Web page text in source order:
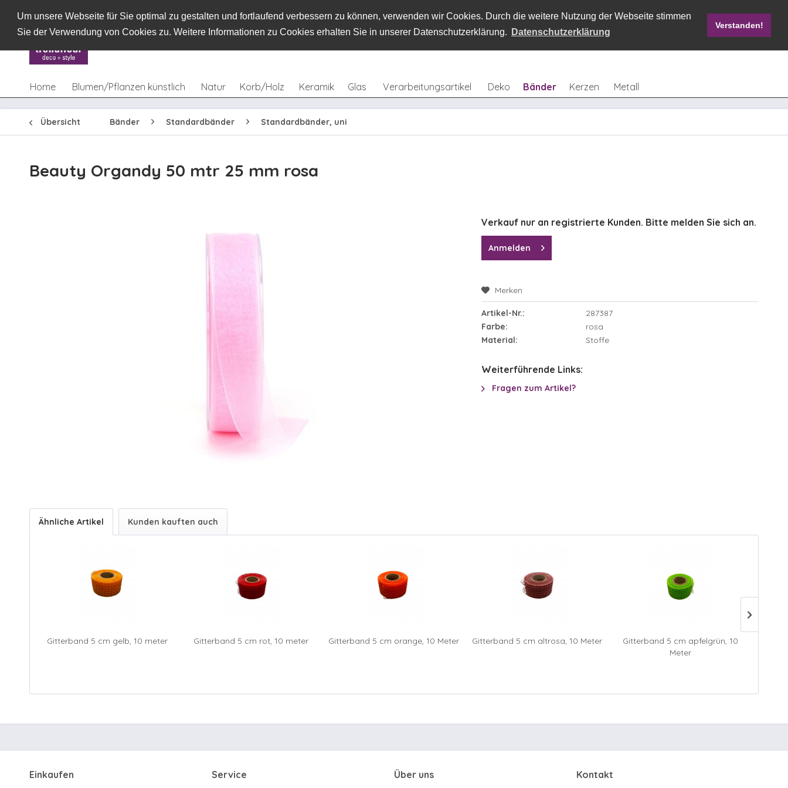
Um unsere Webseite für Sie optimal zu gestalten und fortlaufend verbessern zu können, verwenden wir Cookies. Durch die weitere Nutzung der Webseite stimmen
Sie der Verwendung von Cookies zu. Weitere Informationen zu Cookies erhalten Sie in unserer Datenschutzerklärung.
Datenschutzerklärung
Verstanden!
0,00 € *
Home Blumen/Pflanzen künstlich Natur Korb/Holz Keramik Glas Verarbeitungsartikel Deko Bänder Kerzen Metall
Übersicht Bänder Standardbänder Standardbänder, uni
Beauty Organdy 50 mtr 25 mm rosa
Verkauf nur an registrierte Kunden. Bitte melden Sie sich an.
Anmelden
Merken
Artikel-Nr.:
287387
Farbe:
rosa
Material:
Stoffe
Weiterführende Links:
Fragen zum Artikel?
Ähnliche Artikel Kunden kauften auch
Gitterband 5 cm gelb, 10 meter Gitterband 5 cm rot, 10 meter Gitterband 5 cm orange, 10 Meter Gitterband 5 cm altrosa, 10 Meter
Gitterband 5 cm apfelgrün, 10
Meter
Einkaufen Service Über uns Kontakt